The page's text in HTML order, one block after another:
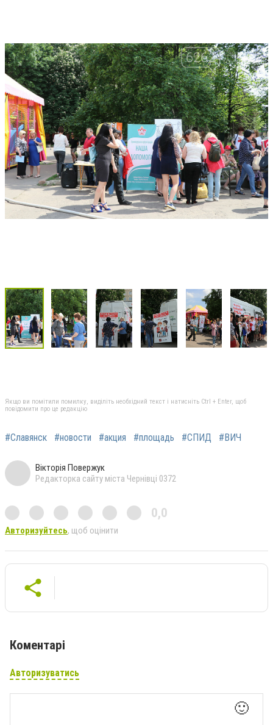
Якщо ви помітили помилку, виділіть необхідний текст і натисніть Ctrl + Enter, щоб
повідомити про це редакцію
#Славянск #новости #акция #площадь #СПИД #ВИЧ
Вікторія Повержук
Редакторка сайту міста Чернівці 0372
0,0
Авторизуйтесь, щоб оцінити
Коментарі
Авторизуватись
🙂